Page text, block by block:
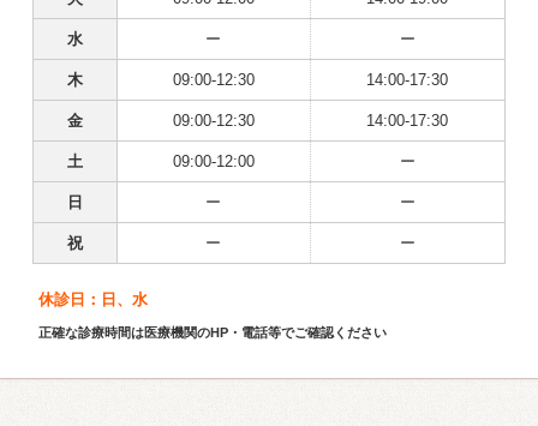
水 ー ー
木 09:00-12:30 14:00-17:30
金 09:00-12:30 14:00-17:30
土 09:00-12:00 ー
日 ー ー
祝 ー ー
休診日：日、水
正確な診療時間は医療機関のHP・電話等でご確認ください